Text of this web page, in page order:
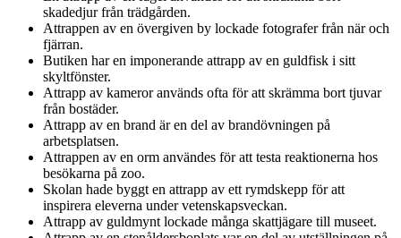
skadedjur från trädgården.
Attrappen av en övergiven by lockade fotografer från när och
fjärran.
Butiken har en imponerande attrapp av en guldfisk i sitt
skyltfönster.
Attrapp av kameror används ofta för att skrämma bort tjuvar
från bostäder.
Attrapp av en brand är en del av brandövningen på
arbetsplatsen.
Attrappen av en orm användes för att testa reaktionerna hos
besökarna på zoo.
Skolan hade byggt en attrapp av ett rymdskepp för att
inspirera eleverna under vetenskapsveckan.
Attrapp av guldmynt lockade många skattjägare till museet.